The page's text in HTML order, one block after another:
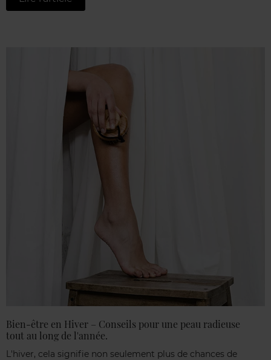
Bien-être en Hiver – Conseils pour une peau radieuse
tout au long de l'année.
L'hiver, cela signifie non seulement plus de chances de